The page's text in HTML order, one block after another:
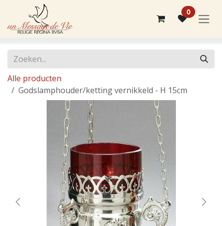
Overslaan naar inhoud
0
Alle producten
Godslamphouder/ketting vernikkeld - H 15cm